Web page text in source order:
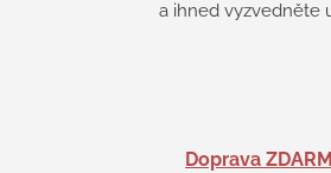
a ihned vyzvedněte
Doprava